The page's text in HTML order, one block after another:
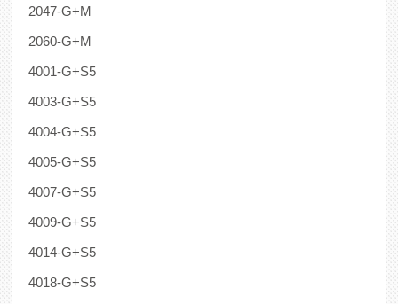
2047-G+M
2060-G+M
4001-G+S5
4003-G+S5
4004-G+S5
4005-G+S5
4007-G+S5
4009-G+S5
4014-G+S5
4018-G+S5